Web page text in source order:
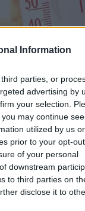
Information
parties, or
advertising by
your selection.
may continue
utilized by us or
prior to your opt-
of your personal
downstream
to third parties on
disclose it to
Na
wyrazistych zmian i
przyniesie
30
Sytuacja
wróci afrykański